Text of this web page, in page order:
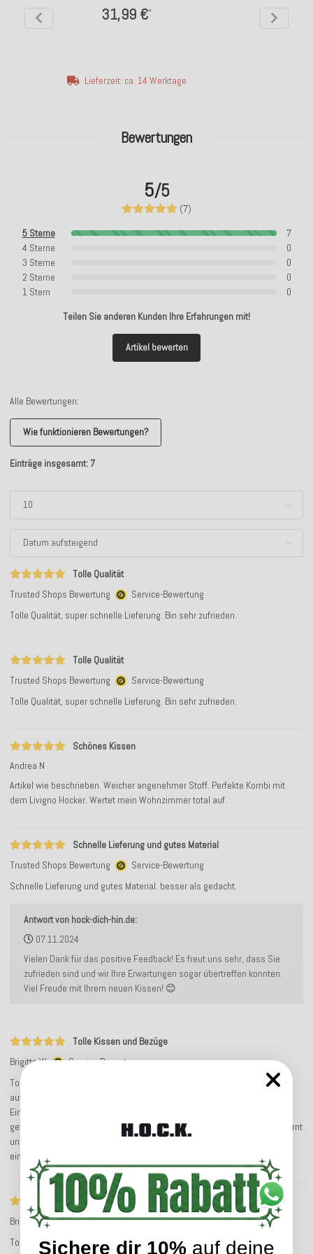
Bewertungen
5/5
(7)
5 Sterne
7
4 Sterne
0
3 Sterne
0
2 Sterne
0
1 Stern
0
Teilen Sie anderen Kunden Ihre Erfahrungen mit!
Artikel bewerten
Alle Bewertungen:
Wie funktionieren Bewertungen?
Einträge insgesamt: 7
Tolle Qualität
Trusted Shops Bewertung
Service-Bewertung
Tolle Qualität, super schnelle Lieferung. Bin sehr zufrieden.
Tolle Qualität
Trusted Shops Bewertung
Service-Bewertung
Tolle Qualität, super schnelle Lieferung. Bin sehr zufrieden.
Schönes Kissen
Andrea N
Artikel wie beschrieben. Weicher angenehmer Stoff. Perfekte Kombi mit
dem Livigno Hocker. Wertet mein Wohnzimmer total auf.
Schnelle Lieferung und gutes Material
Trusted Shops Bewertung
Service-Bewertung
Schnelle Lieferung und gutes Material. besser als gedacht.
Antwort von hock-dich-hin.de:
07.11.2024
Vielen Dank für das positive Feedback! Es freut uns sehr, dass Sie
zufrieden sind und wir Ihre Erwartungen sogar übertreffen konnten.
Viel Freude mit Ihrem neuen Kissen! 😊
Tolle Kissen und Bezüge
Brigitte W.
Service-Bewertung
Tolle Kissen und Bezüge, schöne Farben. Änderung wurde sehr freundlich
aufgenommen. Preis-Leistung ist gut.
Einen Verbesserungsvorschlag hätte ich: die Kissen waren sehr prall
gefüllt. Daher habe ich die Naht des Innenkissens geöffnet, Füllung entfernt
und wieder zugenäht. Mit einem kleinen Reißverschluss wäre das viel
einfacher gegangen.
Tolle Kissen und Bezüge
Brigitte W.
Service-Bewertung
Tolle Kissen und Bezüge, schöne Farben. Änderung wurde sehr freundlich
31,99 €*
Lieferzeit: ca. 14 Werktage
Sichere dir 10% auf deine